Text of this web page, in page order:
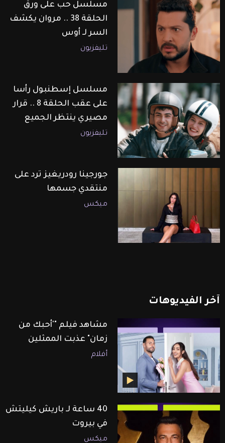
مسلسل حب على ورق
الحلقة 38 .. مروان يكشف
السر لـ أوس
تليفزيون
مسلسل إسطنبول رأسا
على عقب الحلقة 8 .. قرار
مصيري ينتظر الجميع
تليفزيون
جورجينا رودريغيز ترد على
منتقدي جسمها
ميكس
آخر الفيديوهات
مشاهد فيلم "'أحبك من
زمان" عذبت الممثلين
أفلام
40 ساعة لـ باريش كيليتش
في بيروت
ميكس